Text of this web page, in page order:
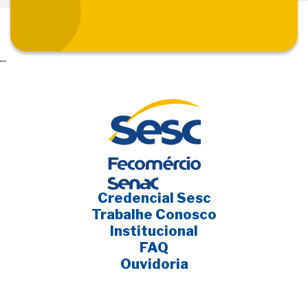
...
Credencial Sesc
Trabalhe Conosco
Institucional
FAQ
Ouvidoria